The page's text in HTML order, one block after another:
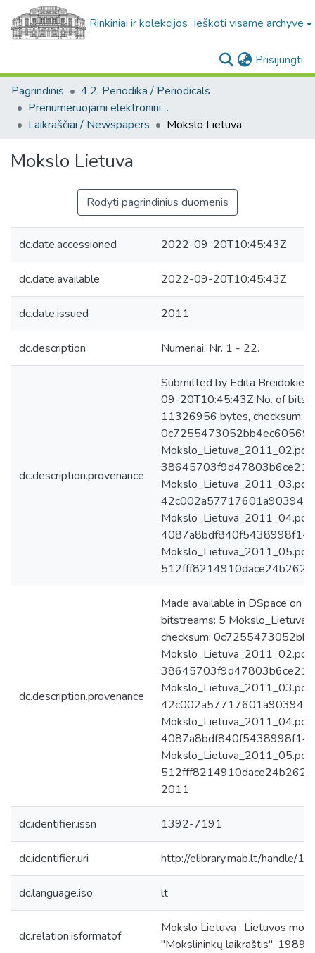
Rinkiniai ir kolekcijos Ieškoti visame archyve
Prisijungti
Pagrindinis
4.2. Periodika / Periodicals
Prenumeruojami elektroniniai leidiniai / Subscriptions of electronic publications
Laikraščiai / Newspapers
Mokslo Lietuva
Mokslo Lietuva
Rodyti pagrindinius duomenis
dc.date.accessioned 2022-09-20T10:45:43Z
dc.date.available 2022-09-20T10:45:43Z
dc.date.issued 2011
dc.description Numeriai: Nr. 1 - 22.
dc.description.provenance
Submitted by Edita
09-20T10:45:43Z No. of
11326956 bytes, checksum:
dc.description.provenance
Made available in DSpace on
bitstreams: 5
checksum:
2011
dc.identifier.issn 1392-7191
dc.identifier.uri http://elibrary.mab.lt/handle/1/
dc.language.iso lt
dc.relation.isformatof
Mokslo Lietuva : Lietuvos
"Mokslininkų laikraštis", 1989-